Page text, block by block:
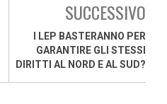
SUCCESSIVO
I LEP BASTERANNO PER
GARANTIRE GLI STESSI
DIRITTI AL NORD E AL SUD?